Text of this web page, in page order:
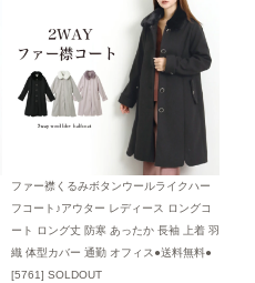
ファー襟くるみボタンウールライクハー
フコート♪アウター レディース ロングコ
ート ロング丈 防寒 あったか 長袖 上着 羽
織 体型カバー 通勤 オフィス●送料無料●
[5761] SOLDOUT